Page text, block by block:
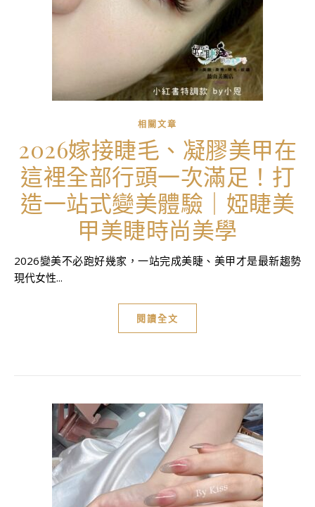
相關文章
2026嫁接睫毛、凝膠美甲在
這裡全部行頭一次滿足！打
造一站式變美體驗｜婭睫美
甲美睫時尚美學
2026變美不必跑好幾家，一站完成美睫、美甲才是最新趨勢
現代女性...
閱讀全文